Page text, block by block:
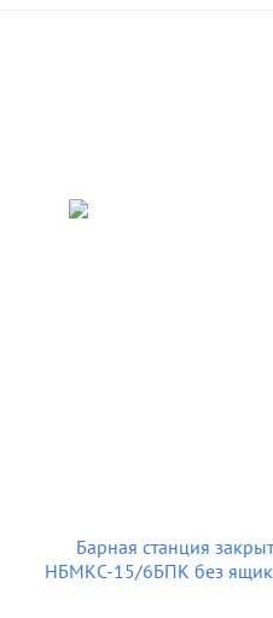
Барная станция
НБМКС-15/6БПК без